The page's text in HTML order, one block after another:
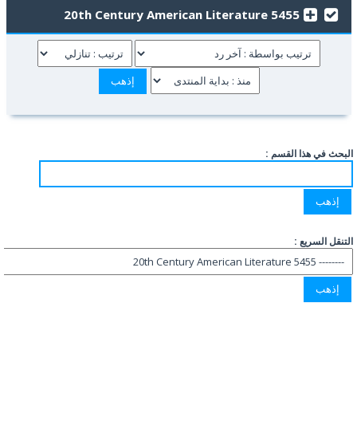
5455 20th Century American Literature
البحث في هذا القسم :
التنقل السريع :